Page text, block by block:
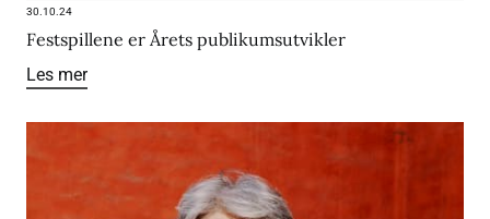
30.10.24
Festspillene er Årets publikumsutvikler
Les mer